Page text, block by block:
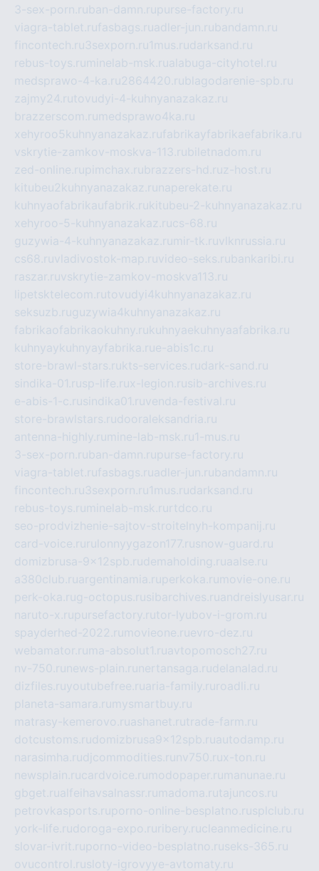
3-sex-porn.ruban-damn.rupurse-factory.ru
viagra-tablet.rufasbags.ruadler-jun.rubandamn.ru
fincontech.ru3sexporn.ru1mus.rudarksand.ru
rebus-toys.ru minelab-msk.rualabuga-cityhotel.ru
medsprawo-4-ka.ru2864420.rublagodarenie-spb.ru
zajmy24.rutovudyi-4-kuhnyanazakaz.ru
brazzerscom.ru medsprawo4ka.ru
xehyroo5kuhnyanazakaz.rufabrikayfabrikaefabrika.ru
vskrytie-zamkov-moskva-113.rubiletnadom.ru
zed-online.rupimchax.rubrazzers-hd.ruz-host.ru
kitubeu2kuhnyanazakaz.ru naperekate.ru
kuhnyaofabrikaufabrik.rukitubeu-2-kuhnyanazakaz.ru
xehyroo-5-kuhnyanazakaz.rucs-68.ru
guzywia-4-kuhnyanazakaz.ru mir-tk.ruvlknrussia.ru
cs68.ruvladivostok-map.ruvideo-seks.rubankaribi.ru
raszar.ruvskrytie-zamkov-moskva113.ru
lipetsktelecom.rutovudyi4kuhnyanazakaz.ru
seksuzb.ruguzywia4kuhnyanazakaz.ru
fabrikaofabrikaokuhny.rukuhnyaekuhnyaafabrika.ru
kuhnyaykuhnyayfabrika.rue-abis1c.ru
store-brawl-stars.rukts-services.rudark-sand.ru
sindika-01.rusp-life.rux-legion.rusib-archives.ru
e-abis-1-c.rusindika01.ruvenda-festival.ru
store-brawlstars.rudooraleksandria.ru
antenna-highly.ru mine-lab-msk.ru1-mus.ru
3-sex-porn.ruban-damn.rupurse-factory.ru
viagra-tablet.rufasbags.ruadler-jun.rubandamn.ru
fincontech.ru3sexporn.ru1mus.rudarksand.ru
rebus-toys.ru minelab-msk.ru rtdco.ru
seo-prodvizhenie-sajtov-stroitelnyh-kompanij.ru
card-voice.ru rulonnyygazon177.rusnow-guard.ru
domizbrusa-9x12spb.rudemaholding.ruaalse.ru
a380club.ruargentinamia.ruperkoka.ru movie-one.ru
perk-oka.rug-octopus.rusibarchives.ruandreislyusar.ru
naruto-x.rupursefactory.rutor-lyubov-i-grom.ru
spayderhed-2022.ru movieone.ruevro-dez.ru
webamator.ru ma-absolut1.ruavtopomosch27.ru
nv-750.ru news-plain.ru nertansaga.rudelanalad.ru
dizfiles.ruyoutubefree.ruaria-family.ru roadli.ru
planeta-samara.ru mysmartbuy.ru
matrasy-kemerovo.ruashanet.rutrade-farm.ru
dotcustoms.rudomizbrusa9x12spb.ruautodamp.ru
narasimha.rudjcommodities.ru nv750.rux-ton.ru
newsplain.rucardvoice.ru modopaper.ru manunae.ru
gbget.rualfeihavsalnassr.ru madoma.rutajuncos.ru
petrovkasports.ruporno-online-besplatno.rusplclub.ru
york-life.rudoroga-expo.ru ribery.rucleanmedicine.ru
slovar-ivrit.ruporno-video-besplatno.ruseks-365.ru
ovucontrol.rusloty-igrovyye-avtomaty.ru